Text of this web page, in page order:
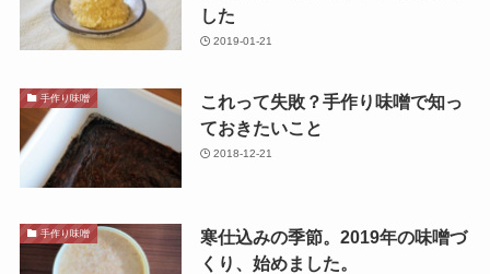
した
2019-01-21
手作り味噌
これって失敗？手作り味噌で知っ
ておきたいこと
2018-12-21
手作り味噌
寒仕込みの季節。2019年の味噌づ
くり、始めました。